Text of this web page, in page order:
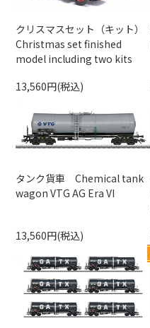
クリスマスセット（キット）
Christmas set finished
model including two kits
13,560円(税込)
タンク貨車 Chemical tank
wagon VTG AG Era VI
13,560円(税込)